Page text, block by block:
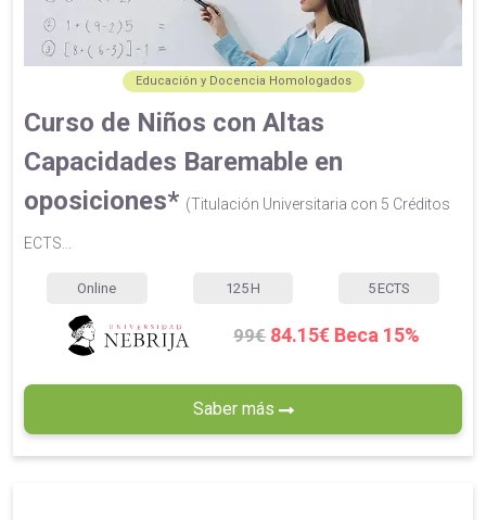
Educación y Docencia Homologados
Curso de Niños con Altas
Capacidades Baremable en
oposiciones* (Titulación Universitaria con 5 Créditos
ECTS...
Online 125 H 5 ECTS
99€ 84.15€ Beca 15%
Saber más